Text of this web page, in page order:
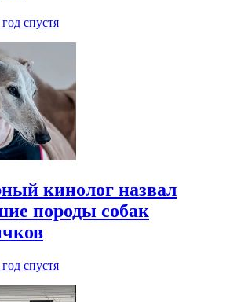
год спустя
кинолог назвал
породы собак
год спустя